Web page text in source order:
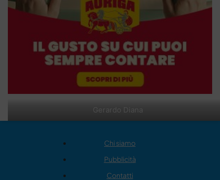
Gerardo Diana
Chi siamo
Pubblicità
Contatti